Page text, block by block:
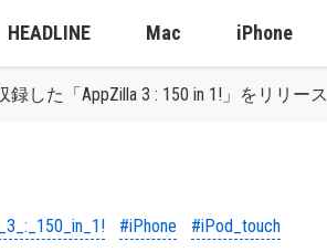
HEADLINE Mac iPhone
した「AppZilla 3 : 150 in 1!」をリリース
#iPhone #iPod_touch